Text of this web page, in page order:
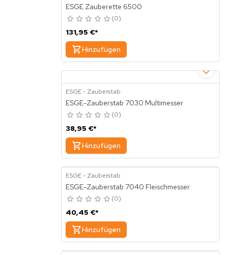
ESGE Zauberette 6500
0
131,95 €*
Hinzufügen
ESGE - Zauberstab
ESGE-Zauberstab 7030 Multimesser
0
38,95 €*
Hinzufügen
ESGE - Zauberstab
ESGE-Zauberstab 7040 Fleischmesser
0
40,45 €*
Hinzufügen